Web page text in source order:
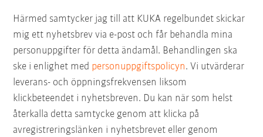
Härmed samtycker jag till att KUKA regelbundet skickar
mig ett nyhetsbrev via e-post och får behandla mina
personuppgifter för detta ändamål. Behandlingen ska
ske i enlighet med personuppgiftspolicyn. Vi utvärderar
leverans- och öppningsfrekvensen liksom
klickbeteendet i nyhetsbreven. Du kan när som helst
återkalla detta samtycke genom att klicka på
avregistreringslänken i nyhetsbrevet eller genom